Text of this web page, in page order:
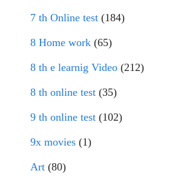
7 th Online test (184)
8 Home work (65)
8 th e learnig Video (212)
8 th online test (35)
9 th online test (102)
9x movies (1)
Art (80)